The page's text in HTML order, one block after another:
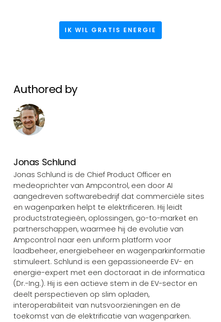
IK WIL GRATIS ENERGIE
Authored by
Jonas Schlund
Jonas Schlund is de Chief Product Officer en
medeoprichter van Ampcontrol, een door AI
aangedreven softwarebedrijf dat commerciële sites
en wagenparken helpt te elektrificeren. Hij leidt
productstrategieën, oplossingen, go-to-market en
partnerschappen, waarmee hij de evolutie van
Ampcontrol naar een uniform platform voor
laadbeheer, energiebeheer en wagenparkinformatie
stimuleert. Schlund is een gepassioneerde EV- en
energie-expert met een doctoraat in de informatica
(Dr.-Ing.). Hij is een actieve stem in de EV-sector en
deelt perspectieven op slim opladen,
interoperabiliteit van nutsvoorzieningen en de
toekomst van de elektrificatie van wagenparken.